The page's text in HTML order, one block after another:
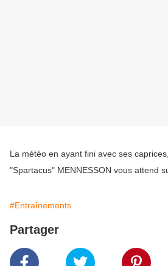
La météo en ayant fini avec ses
"Spartacus" MENNESSON vous attend
#Entraînements
Partager